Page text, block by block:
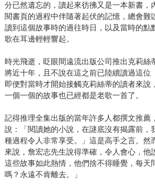
分已然遺忘的，讀起來彷彿又是一本新書，
閱書頁的過程中伴隨著起伏的記憶，總會難
讀到這個故事時的過往時日，以及當時的點
歌在耳邊輕輕響起。
時光飛逝，眨眼間遠流出版公司推出克莉絲
將近十年，且不說在這之前已陸續讀過這位
即便對當時才開始接觸克莉絲蒂的讀者來說
一個一個的故事也已經都是老歌一首了。
記得推理全集出版的當年許多人都撰文推薦
說：「閱讀她的小說，在謎底沒有揭露前，
種過程令人非常享受。」這是高手之言。然
來說，詹宏志先生說得準確，令人會心，他
這些故事如此熱情，他們捨不得睡覺，每天
嗎？永遠不肯離去。」